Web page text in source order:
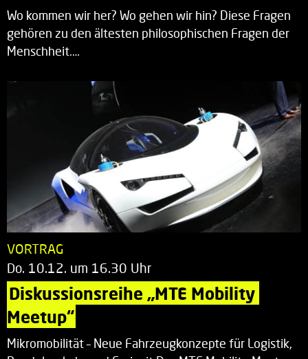
Wo kommen wir her? Wo gehen wir hin? Diese Fragen
gehören zu den ältesten philosophischen Fragen der
Menschheit.…
VORTRAG
Do. 10.12. um 16.30 Uhr
Diskussionsreihe „MTE Mobility
Meetup“
Mikromobilität – Neue Fahrzeugkonzepte für Logistik,